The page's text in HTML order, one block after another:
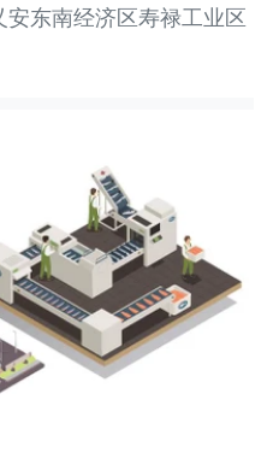
安东南经济区寿禄工业区